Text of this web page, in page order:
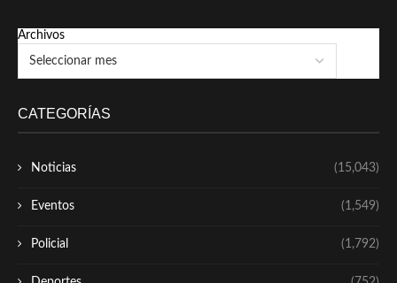
Archivos
CATEGORÍAS
Noticias (15,043)
Eventos (1,549)
Policial (1,792)